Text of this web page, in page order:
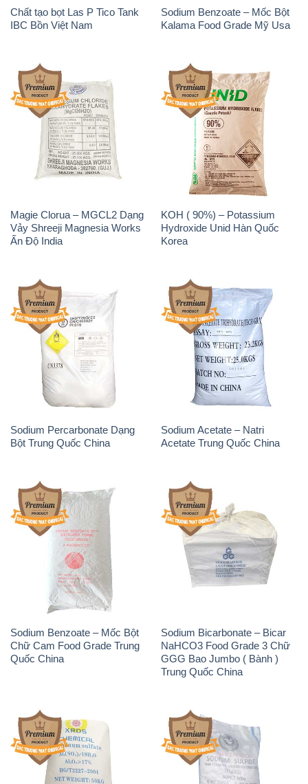
Chất tạo bọt Las P Tico Tank
IBC Bồn Việt Nam
Sodium Benzoate – Mốc Bột
Kalama Food Grade Mỹ Usa
Magie Clorua – MGCL2 Dạng
Vảy Shreeji Magnesia Works
Ấn Độ India
KOH ( 90%) – Potassium
Hydroxide Unid Hàn Quốc
Korea
Sodium Percarbonate Dạng
Bột Trung Quốc China
Sodium Acetate – Natri
Acetate Trung Quốc China
Sodium Benzoate – Mốc Bột
Chữ Cam Food Grade Trung
Quốc China
Sodium Bicarbonate – Bicar
NaHCO3 Food Grade 3 Chữ
GGG Bao Jumbo ( Bành )
Trung Quốc China